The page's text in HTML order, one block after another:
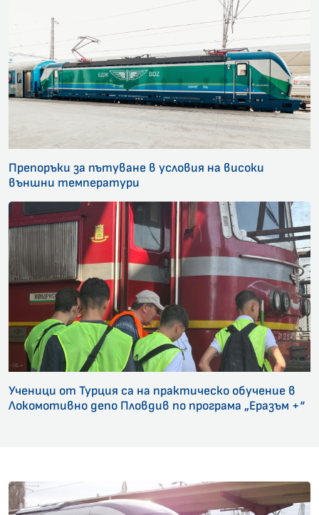
Препоръки за пътуване в условия на високи
външни температури
Ученици от Турция са на практическо обучение в
Локомотивно депо Пловдив по програма „Еразъм +“